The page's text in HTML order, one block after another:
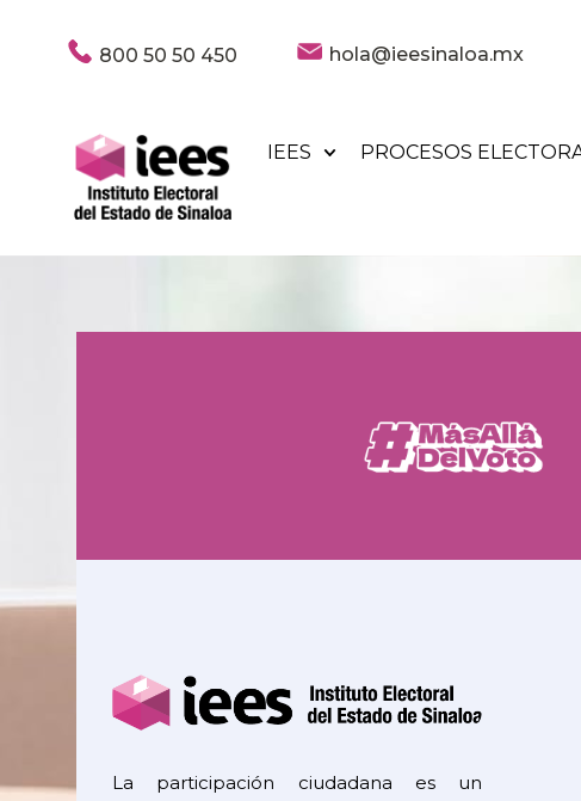
800 50 50 450 hola@ieesinaloa.mx
IEES PROCESOS
La participación ciudadana es un